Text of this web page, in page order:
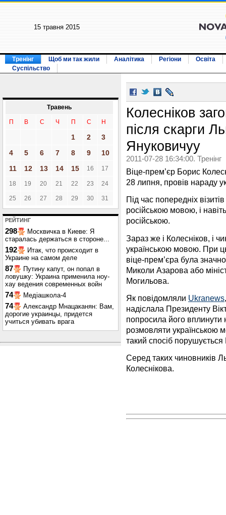
15 травня 2015
Тренінг Щоб ми так жили Аналітика Регіони
Освіта
Суспільство
Травень
П В С Ч П С Н
1 2
3
4
5 6 7 8 9
10
11
12 13 14 15 16 17
18 19 20 21 22 23 24
25 26 27 28 29 30 31
РЕЙТИНГ
298
Москвичка в Киеве: Я
старалась держаться в стороне...
192
Итак, что происходит в
Украине на самом деле
87
Путину капут, он попал в
ловушку: Украина применила ноу-
хау ведения современных войн
74 Медіашкола-4
74
Александр Мнацаканян: Вам,
дорогие украинцы, придется
учиться убивать врага
Колесніков
після скарги
Януковичуу
2011-07-28 16:34:00. Тренінг
Віце-прем’єр Борис
28 липня, провів нараду
Під час попередніх
російською мовою, і
російською.
Зараз же і Колесніков, і
українською мовою. При
віце-прем’єра була
Миколи Азарова або
Могильова.
Як повідомляли Ukranews
надіслала Президенту
попросила його вплинути
розмовляти українською
такий спосіб порушується
Серед таких чиновників
Колеснікова.